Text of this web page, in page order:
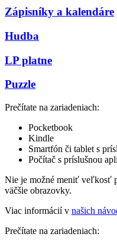
Zápisníky a kalendáre
Hudba
LP platne
Puzzle
Prečítate na zariadeniach:
Pocketbook
Kindle
Smartfón či tablet s
Počítač s príslušnou
Nie je možné meniť veľkosť
väčšie obrazovky.
Viac informácií v našich
Prečítate na zariadeniach: